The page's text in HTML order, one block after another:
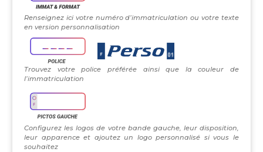
Renseignez ici votre numéro d’immatriculation ou votre texte
en version personnalisation
Trouvez votre police préférée ainsi que la couleur de
l’immatriculation
Configurez les logos de votre bande gauche, leur disposition,
leur apparence et ajoutez un logo personnalisé si vous le
souhaitez